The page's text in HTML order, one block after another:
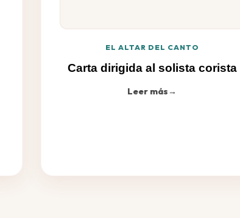
EL ALTAR DEL CANTO
Carta dirigida al solista corista
Leer más→